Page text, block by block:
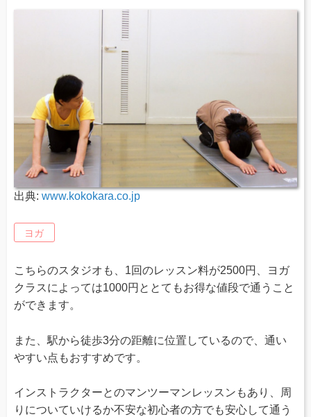
出典: www.kokokara.co.jp
ヨガ
こちらのスタジオも、1回のレッスン料が2500円、ヨガ
クラスによっては1000円ととてもお得な値段で通うこと
ができます。
また、駅から徒歩3分の距離に位置しているので、通い
やすい点もおすすめです。
インストラクターとのマンツーマンレッスンもあり、周
りについていけるか不安な初心者の方でも安心して通う